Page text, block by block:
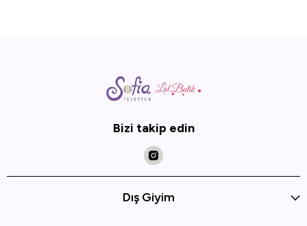
Bizi takip edin
Dış Giyim